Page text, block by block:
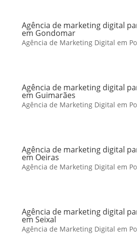
Agência de marketing digital
em Gondomar
Agência de Marketing Digital em
Agência de marketing digital
em Guimarães
Agência de Marketing Digital em
Agência de marketing digital
em Oeiras
Agência de Marketing Digital em
Agência de marketing digital
em Seixal
Agência de Marketing Digital em